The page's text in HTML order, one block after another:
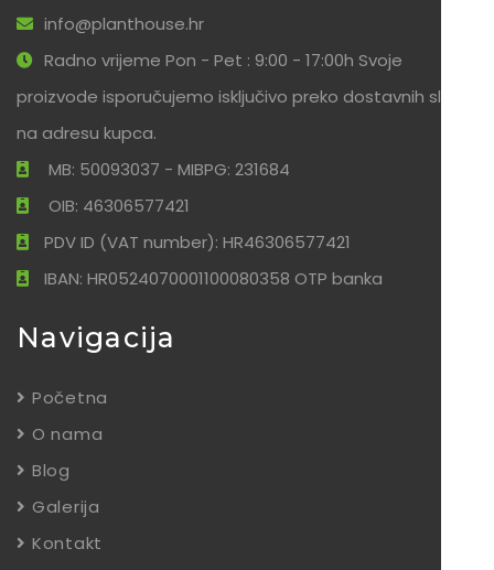
info@planthouse.hr
Radno vrijeme Pon - Pet : 9:00 - 17:00h Svoje
proizvode isporučujemo isključivo preko dostavnih službi
na adresu kupca.
MB: 50093037 - MIBPG: 231684
OIB: 46306577421
PDV ID (VAT number): HR46306577421
IBAN: HR0524070001100080358 OTP banka
Navigacija
Početna
O nama
Blog
Galerija
Kontakt